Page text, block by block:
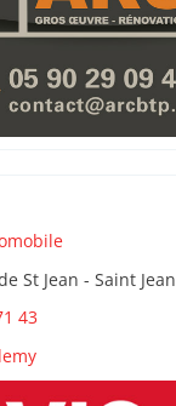
St Jean - Saint Jean
43